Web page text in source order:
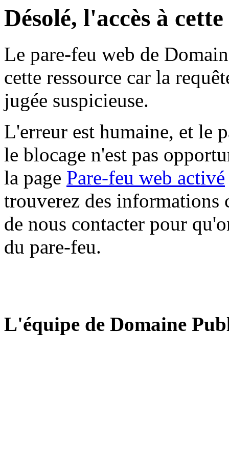
Désolé, l'accès à
Le pare-feu web de
cette ressource car la
jugée suspicieuse.
L'erreur est humaine, et le
le blocage n'est pas
la page Pare-feu web activé
trouverez des informations
de nous contacter pour
du pare-feu.
L'équipe de Domaine